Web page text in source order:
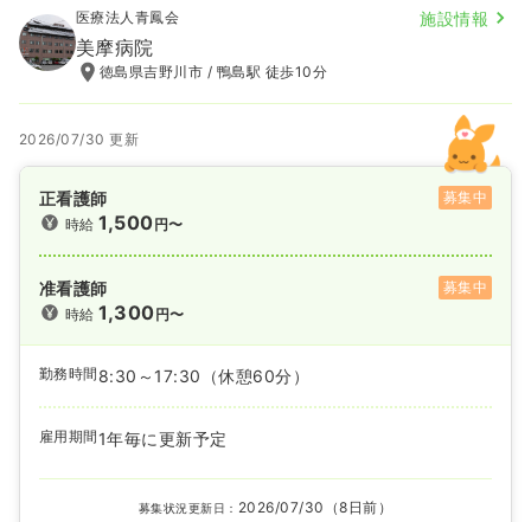
医療法人青鳳会 施設情報
美摩病院
徳島県吉野川市 / 鴨島駅 徒歩10分
2026/07/30 更新
正看護師
募集中
時給1,500円〜
准看護師
募集中
時給1,300円〜
勤務時間 8:30～17:30 （休憩60分）
雇用期間 1年毎に更新予定
募集状況更新日： 2026/07/30（8日前）